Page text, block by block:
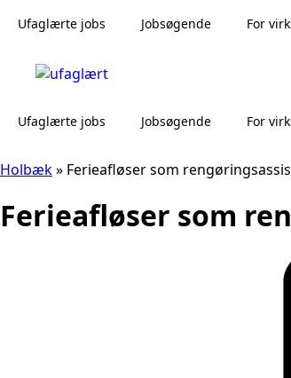
Ufaglærte jobs Jobsøgende For
Ufaglærte jobs Jobsøgende For
Holbæk» Ferieafløser som
Ferieafløser som